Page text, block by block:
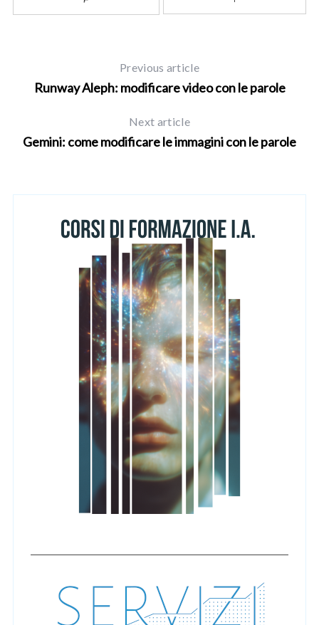
Previous article
Runway Aleph: modificare video con le parole
Next article
Gemini: come modificare le immagini con le parole